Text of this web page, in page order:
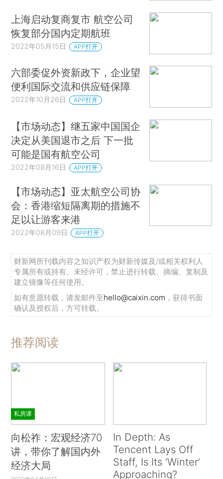
上海启动复商复市 航空公司
恢复部分国内定期航班
2022年05月15日 APP打开
六部委促外资新政下，企业望
便利国际交流和供应链保障
2022年10月26日 APP打开
【市场动态】继五家中国国企
决定从美国退市之后 下一批
可能是国有航空公司
2022年08月16日 APP打开
【市场动态】亚太航空公司协
会：香港缩短隔离期的措施不
足以让游客来港
2022年08月09日 APP打开
财新网所刊载内容之知识产权为财新传媒及/或相关权利人
专属所有或持有。未经许可，禁止进行转载、摘编、复制及
建立镜像等任何使用。
如有意愿转载，请发邮件至hello@caixin.com ，获得书面
确认及授权后，方可转载。
推荐阅读
私房课
向松祚：宏观经济70
讲，带你了解国内外
经济大局
In Depth: As
Tencent Lays Off
Staff, Is Its ‘Winter’
Approaching?